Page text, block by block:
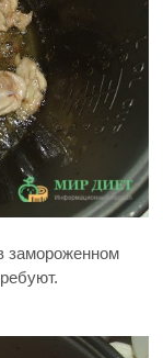
замороженном